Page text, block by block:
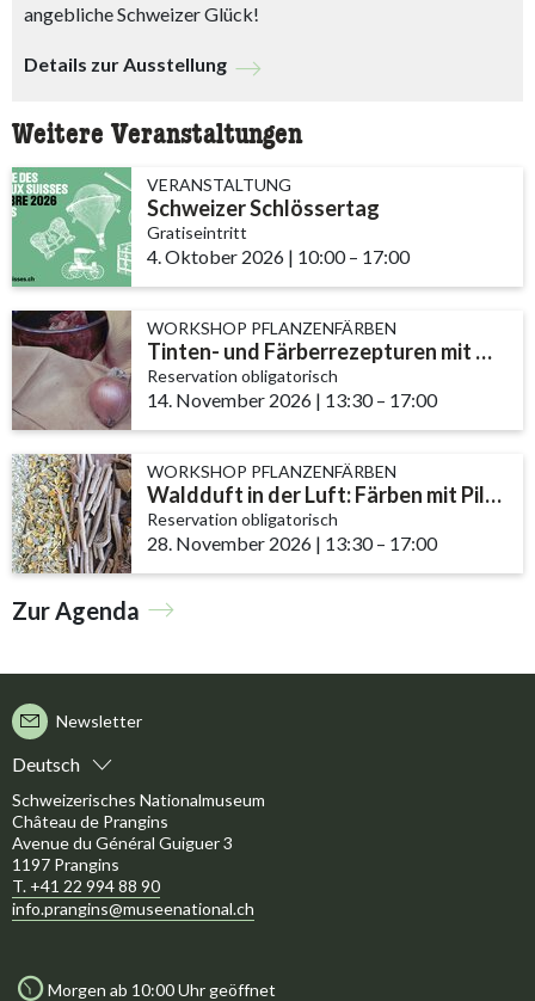
angebliche Schweizer Glück!
Details zur Ausstellung
Weitere Veranstaltungen
VERANSTALTUNG
Schweizer Schlössertag
Gratiseintritt
4. Oktober 2026 | 10:00accessibility.time_to
– 17:00
WORKSHOP PFLANZENFÄRBEN
Tinten- und Färberrezepturen mit Nüssen, Efeu und Zwiebeln
Reservation obligatorisch
14. November 2026 | 13:30– 17:00
WORKSHOP PFLANZENFÄRBEN
Waldduft in der Luft: Färben mit Pilzen und Flechten
Reservation obligatorisch
28. November 2026 | 13:30– 17:00
Zur Agenda
Deutsch
Newsletter
Schweizerisches Nationalmuseum
Château de Prangins
Avenue du Général Guiguer 3
1197 Prangins
T. +41 22 994 88 90
info.prangins@museenational.ch
Morgen ab 10:00 Uhr geöffnet